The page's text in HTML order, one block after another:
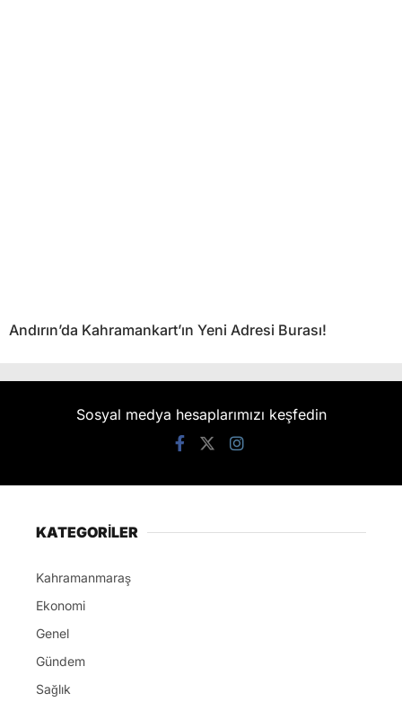
Andırın’da Kahramankart’ın Yeni Adresi Burası!
Sosyal medya hesaplarımızı keşfedin
KATEGORİLER
Kahramanmaraş
Ekonomi
Genel
Gündem
Sağlık